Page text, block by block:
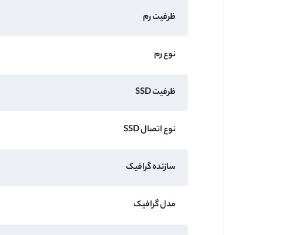
ظرفیت رم
نوع رم
ظرفیت SSD
نوع اتصال SSD
سازنده گرافیک
مدل گرافیک